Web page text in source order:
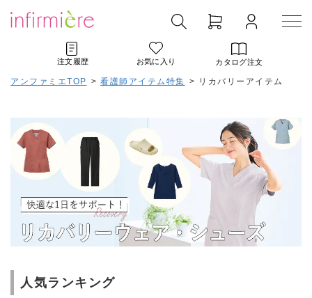
注文履歴 お気に入り カタログ注文
アンファミエTOP > 看護師アイテム特集 > リカバリーアイテム
人気ランキング